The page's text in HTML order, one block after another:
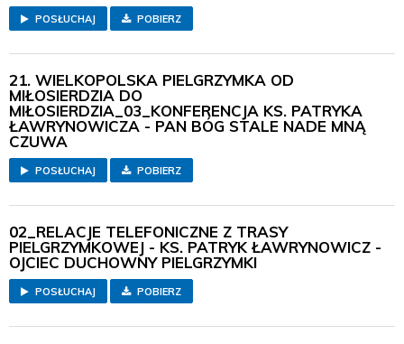
POSŁUCHAJ POBIERZ
21. WIELKOPOLSKA PIELGRZYMKA OD
MIŁOSIERDZIA DO
MIŁOSIERDZIA_03_KONFERENCJA KS. PATRYKA
ŁAWRYNOWICZA - PAN BÓG STALE NADE MNĄ
CZUWA
POSŁUCHAJ POBIERZ
02_RELACJE TELEFONICZNE Z TRASY
PIELGRZYMKOWEJ - KS. PATRYK ŁAWRYNOWICZ -
OJCIEC DUCHOWNY PIELGRZYMKI
POSŁUCHAJ POBIERZ